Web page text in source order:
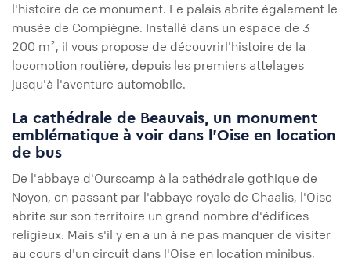
l'histoire de ce monument. Le palais abrite également le
musée de Compiègne. Installé dans un espace de 3
200 m², il vous propose de découvrirl'histoire de la
locomotion routière, depuis les premiers attelages
jusqu'à l'aventure automobile.
La cathédrale de Beauvais, un monument
emblématique à voir dans l'Oise en location
de bus
De l'abbaye d'Ourscamp à la cathédrale gothique de
Noyon, en passant par l'abbaye royale de Chaalis, l'Oise
abrite sur son territoire un grand nombre d'édifices
religieux. Mais s'il y en a un à ne pas manquer de visiter
au cours d'un circuit dans l'Oise en location minibus,